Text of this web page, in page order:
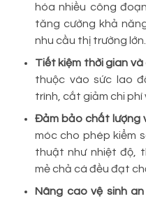
hóa nhiều công
tăng cường khả
nhu cầu thị trường lớn.
Tiết kiệm thời gian
thuộc vào sức lao
trình, cắt giảm chi phí
Đảm bảo chất lượng
móc cho phép kiểm
thuật như nhiệt độ,
mẻ chả cá đều đạt
Nâng cao vệ sinh